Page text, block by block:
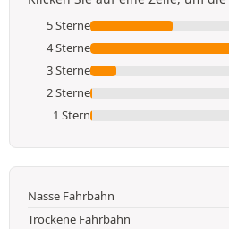
5 Sterne
4 Sterne
3 Sterne
2 Sterne
1 Stern
Nasse Fahrbahn
Trockene Fahrbahn